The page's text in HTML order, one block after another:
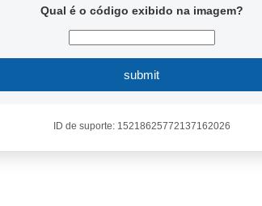
Qual é o código exibido na imagem?
submit
ID de suporte: 15218625772137162026